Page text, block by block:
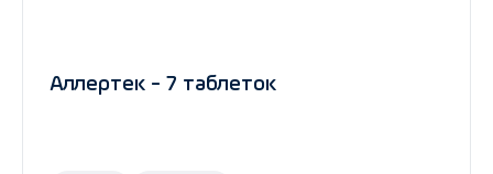
Аллертек - 7 таблеток